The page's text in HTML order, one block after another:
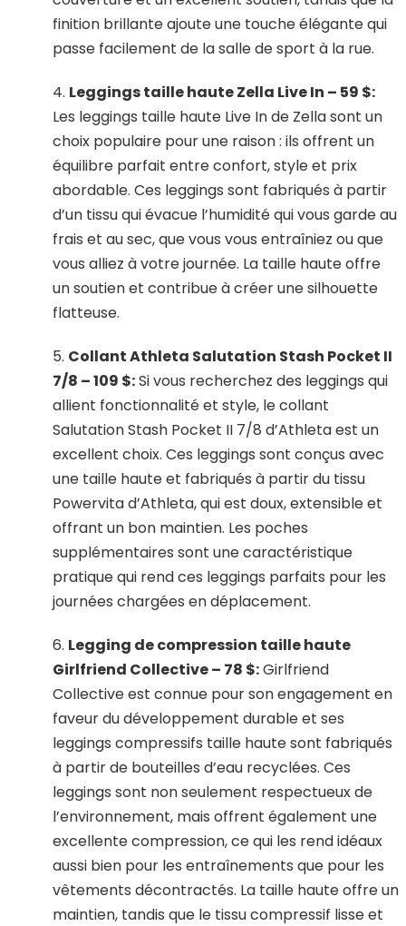
finition brillante ajoute une touche élégante qui
passe facilement de la salle de sport à la rue.
4. Leggings taille haute Zella Live In – 59 $:
Les leggings taille haute Live In de Zella sont un
choix populaire pour une raison : ils offrent un
équilibre parfait entre confort, style et prix
abordable. Ces leggings sont fabriqués à partir
d’un tissu qui évacue l’humidité qui vous garde au
frais et au sec, que vous vous entraîniez ou que
vous alliez à votre journée. La taille haute offre
un soutien et contribue à créer une silhouette
flatteuse.
5. Collant Athleta Salutation Stash Pocket II
7/8 – 109 $:Si vous recherchez des leggings qui
allient fonctionnalité et style, le collant
Salutation Stash Pocket II 7/8 d’Athleta est un
excellent choix. Ces leggings sont conçus avec
une taille haute et fabriqués à partir du tissu
Powervita d’Athleta, qui est doux, extensible et
offrant un bon maintien. Les poches
supplémentaires sont une caractéristique
pratique qui rend ces leggings parfaits pour les
journées chargées en déplacement.
6. Legging de compression taille haute
Girlfriend Collective – 78 $:Girlfriend
Collective est connue pour son engagement en
faveur du développement durable et ses
leggings compressifs taille haute sont fabriqués
à partir de bouteilles d’eau recyclées. Ces
leggings sont non seulement respectueux de
l’environnement, mais offrent également une
excellente compression, ce qui les rend idéaux
aussi bien pour les entraînements que pour les
vêtements décontractés. La taille haute offre un
maintien, tandis que le tissu compressif lisse et